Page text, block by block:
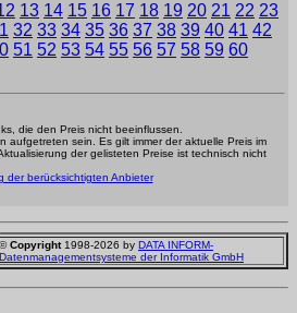
13 14 15 16 17 18 19 20 21 22 23
32 33 34 35 36 37 38 39 40 41 42
51 52 53 54 55 56 57 58 59 60
die den Preis nicht beeinflussen.
aufgetreten sein. Es gilt immer der aktuelle Preis im
der gelisteten Preise ist technisch nicht
der berücksichtigten Anbieter
©Copyright1998-2026 by DATA INFORM-
Datenmanagementsysteme der Informatik GmbH